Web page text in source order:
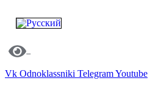
Vk Odnoklassniki TelegramYoutube